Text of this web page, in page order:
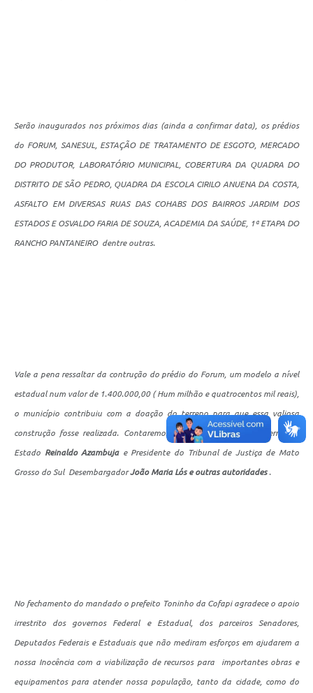
Serão inaugurados nos próximos dias (ainda a confirmar data), os prédios
do FORUM, SANESUL, ESTAÇÃO DE TRATAMENTO DE ESGOTO, MERCADO
DO PRODUTOR, LABORATÓRIO MUNICIPAL, COBERTURA DA QUADRA DO
DISTRITO DE SÃO PEDRO, QUADRA DA ESCOLA CIRILO ANUENA DA COSTA,
ASFALTO EM DIVERSAS RUAS DAS COHABS DOS BAIRROS JARDIM DOS
ESTADOS E OSVALDO FARIA DE SOUZA, ACADEMIA DA SAÚDE, 1ª ETAPA DO
RANCHO PANTANEIRO dentre outras.
Vale a pena ressaltar da contrução do prédio do Forum, um modelo a nível
estadual num valor de 1.400.000,00 ( Hum milhão e quatrocentos mil reais),
o município contribuiu com a doação do terreno para que essa valiosa
construção fosse realizada. Contaremos com a presença do Governo do
Estado Reinaldo Azambujae Presidente do Tribunal de Justiça de Mato
Grosso do Sul DesembargadorJoão Maria Lós e outras autoridades.
No fechamento do mandado o prefeito Toninho da Cofapi agradece o apoio
irrestrito dos governos Federal e Estadual, dos parceiros Senadores,
Deputados Federais e Estaduais que não mediram esforços em ajudarem a
nossa Inocência com a viabilização de recursos para importantes obras e
equipamentos para atender nossa população, tanto da cidade, como do